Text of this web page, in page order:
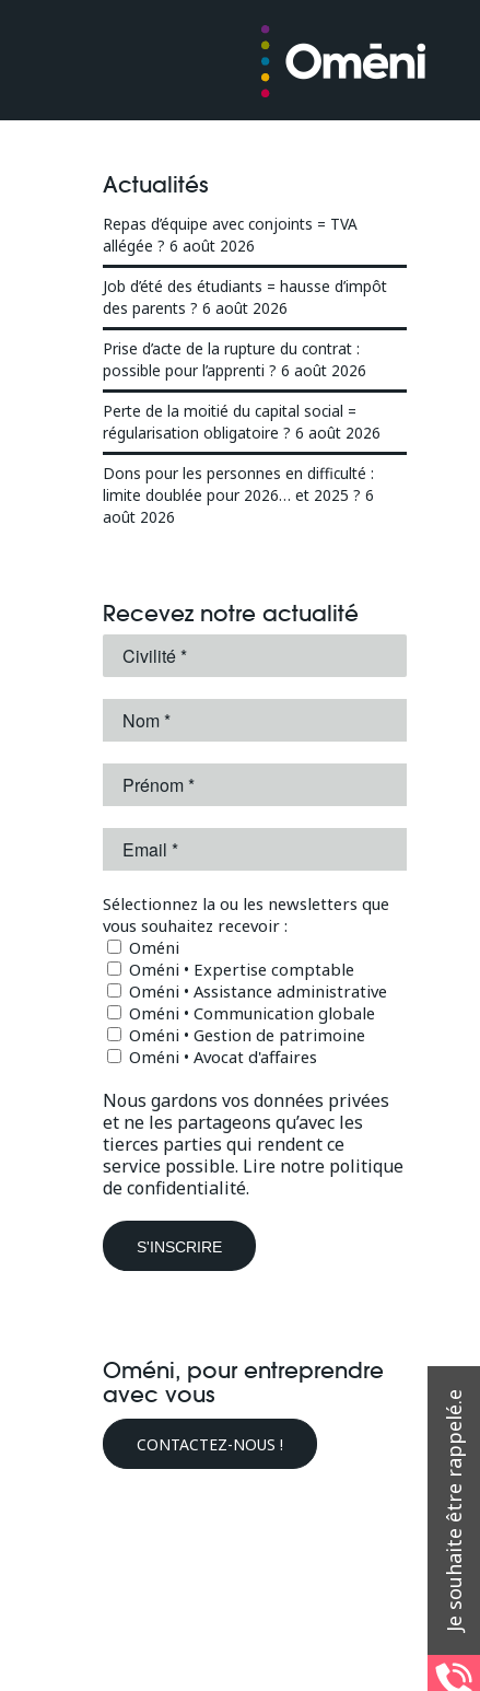
Actualités
Repas d’équipe avec conjoints = TVA
allégée ? 6 août 2026
Job d’été des étudiants = hausse d’impôt
des parents ? 6 août 2026
Prise d’acte de la rupture du contrat :
possible pour l’apprenti ? 6 août 2026
Perte de la moitié du capital social =
régularisation obligatoire ? 6 août 2026
Dons pour les personnes en difficulté :
limite doublée pour 2026… et 2025 ? 6
août 2026
Recevez notre actualité
Sélectionnez la ou les newsletters que
vous souhaitez recevoir :
Oméni
Oméni • Expertise comptable
Oméni • Assistance administrative
Oméni • Communication globale
Oméni • Gestion de patrimoine
Oméni • Avocat d'affaires
Nous gardons vos données privées
et ne les partageons qu’avec les
tierces parties qui rendent ce
service possible. Lire notre politique
de confidentialité.
Oméni, pour entreprendre
avec vous
CONTACTEZ-NOUS !